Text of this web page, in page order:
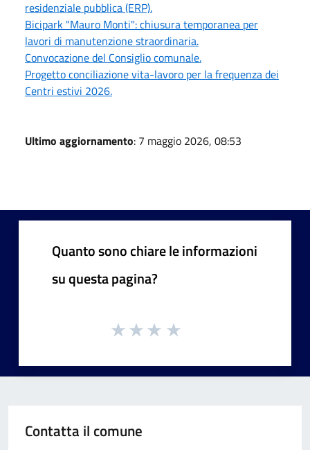
residenziale pubblica (ERP).
Bicipark "Mauro Monti": chiusura temporanea per
lavori di manutenzione straordinaria.
Convocazione del Consiglio comunale.
Progetto conciliazione vita-lavoro per la frequenza dei
Centri estivi 2026.
Ultimo aggiornamento: 7 maggio 2026, 08:53
Quanto sono chiare le informazioni
su questa pagina?
Contatta il comune